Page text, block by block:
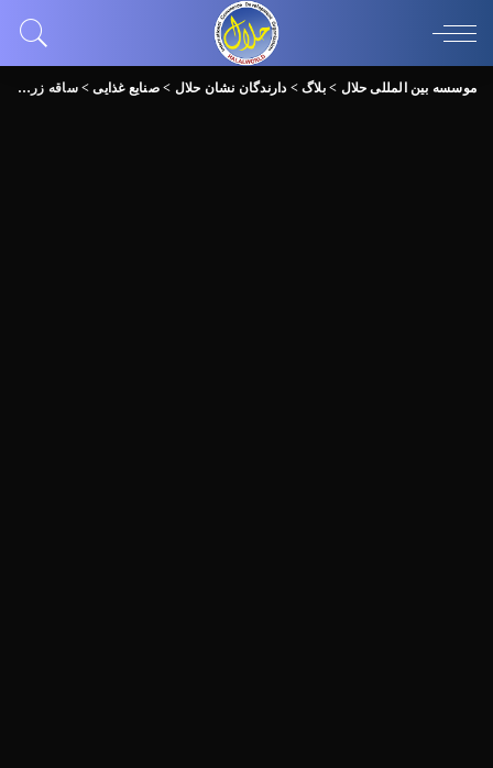
موسسه بین المللی حلال >بلاگ>دارندگان نشان حلال >صنایع غذایی>ساقه زرین اروند